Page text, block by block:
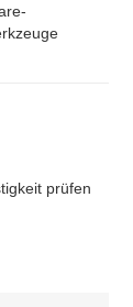
prüfen